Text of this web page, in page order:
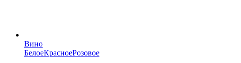
Вино
БелоеКрасноеРозовое